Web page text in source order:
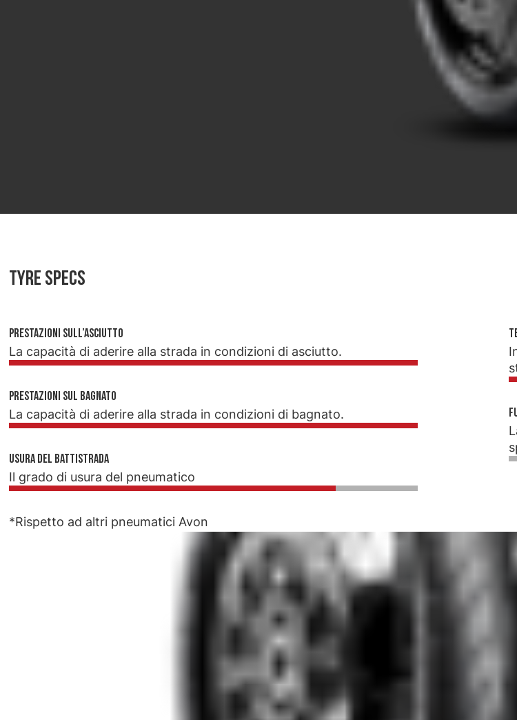
Tyre specs
Prestazioni sull’asciutto
La capacità di aderire alla strada in condizioni di asciutto.
Prestazioni sul bagnato
La capacità di aderire alla strada in condizioni di bagnato.
Usura del battistrada
Il grado di usura del pneumatico
*Rispetto ad altri pneumatici Avon